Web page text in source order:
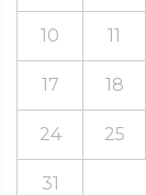
10 11
17 18
24 25
31